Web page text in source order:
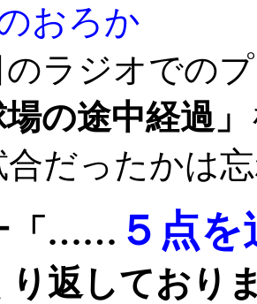
おろか
ラジオでの
場の途中経過」
合だったかは
「…… ５点を
り返してお